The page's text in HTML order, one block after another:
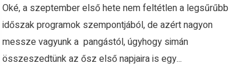
Oké, a szeptember első hete nem feltétlen a legsűrűbb
időszak programok szempontjából, de azért nagyon
messze vagyunk a pangástól, úgyhogy simán
összeszedtünk az ősz első napjaira is egy...